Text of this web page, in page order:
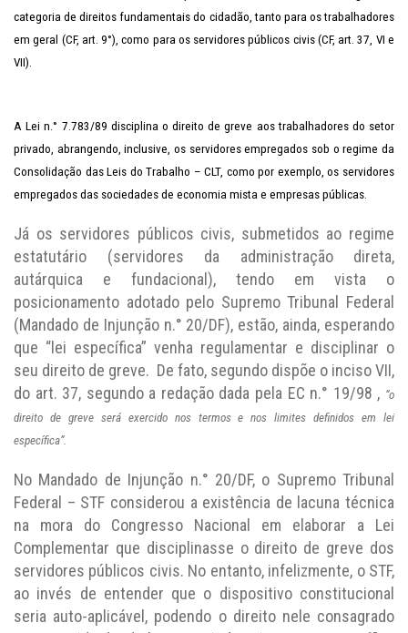
categoria de direitos fundamentais do cidadão, tanto para os trabalhadores
em geral (CF, art. 9°), como para os servidores públicos civis (CF, art. 37, VI e
VII).
A Lei n.° 7.783/89 disciplina o direito de greve aos trabalhadores do setor
privado, abrangendo, inclusive, os servidores empregados sob o regime da
Consolidação das Leis do Trabalho – CLT, como por exemplo, os servidores
empregados das sociedades de economia mista e empresas públicas.
Já os servidores públicos civis, submetidos ao regime
estatutário (servidores da administração direta,
autárquica e fundacional), tendo em vista o
posicionamento adotado pelo Supremo Tribunal Federal
(Mandado de Injunção n.° 20/DF), estão, ainda, esperando
que “lei específica” venha regulamentar e disciplinar o
seu direito de greve. De fato, segundo dispõe o inciso VII,
do art. 37, segundo a redação dada pela EC n.° 19/98 , “o
direito de greve será exercido nos termos e nos limites definidos em lei
específica”.
No Mandado de Injunção n.° 20/DF, o Supremo Tribunal
Federal – STF considerou a existência de lacuna técnica
na mora do Congresso Nacional em elaborar a Lei
Complementar que disciplinasse o direito de greve dos
servidores públicos civis. No entanto, infelizmente, o STF,
ao invés de entender que o dispositivo constitucional
seria auto-aplicável, podendo o direito nele consagrado